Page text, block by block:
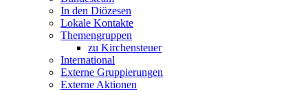
In den Diözesen
Lokale Kontakte
Themengruppen
zu Kirchensteuer
International
Externe Gruppierungen
Externe Aktionen